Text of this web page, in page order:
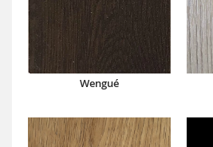
Wengué